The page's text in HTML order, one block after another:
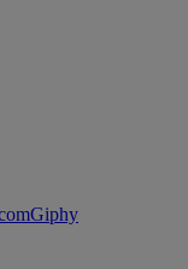
Giphy